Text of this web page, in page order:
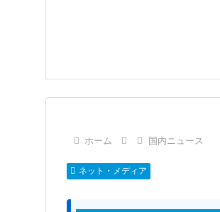
ホーム 国内ニュース
ネット・メディア